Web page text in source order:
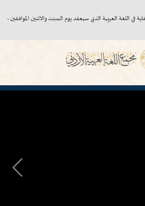
اللغة العربية الذي سيعقد يوم السبت والاثنين الموافقين ٨، ١٠/ ٨/ ٢٠٢٦م
Next